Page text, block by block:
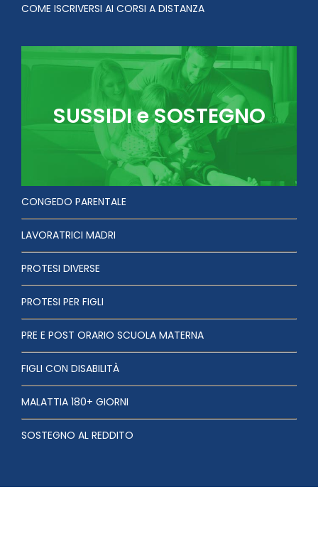
COME ISCRIVERSI AI CORSI A DISTANZA
SUSSIDI e SOSTEGNO
CONGEDO PARENTALE
LAVORATRICI MADRI
PROTESI DIVERSE
PROTESI PER FIGLI
PRE E POST ORARIO SCUOLA MATERNA
FIGLI CON DISABILITÀ
MALATTIA 180+ GIORNI
SOSTEGNO AL REDDITO